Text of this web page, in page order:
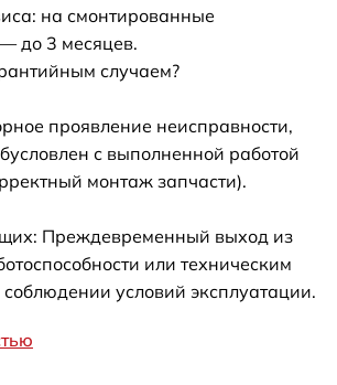
на смонтированные
до 3 месяцев.
случаем?
проявление неисправности,
с выполненной работой
монтаж запчасти).
Преждевременный выход из
или техническим
условий эксплуатации.